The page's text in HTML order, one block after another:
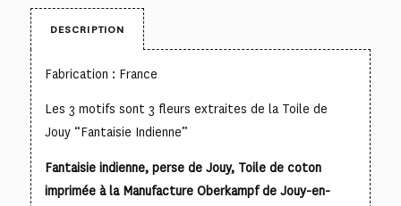
DESCRIPTION
Fabrication : France
Les 3 motifs sont 3 fleurs extraites de la Toile de
Jouy “Fantaisie Indienne”
Fantaisie indienne, perse de Jouy, Toile de coton
imprimée à la Manufacture Oberkampf de Jouy-en-